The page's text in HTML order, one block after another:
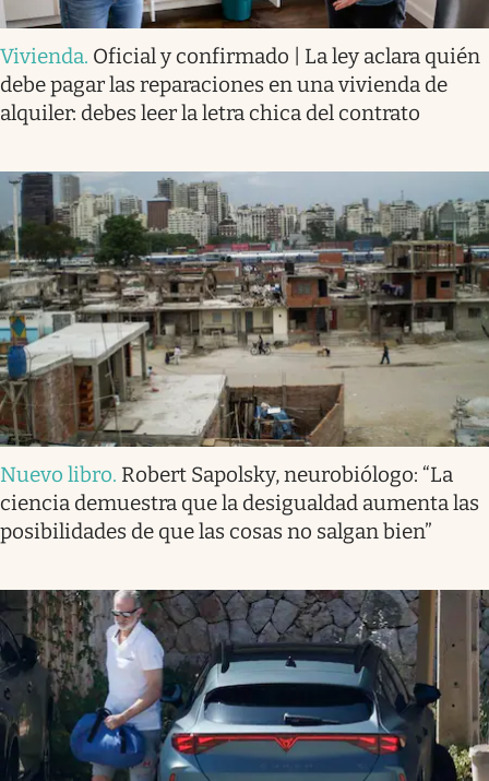
Vivienda. Oficial y confirmado | La ley aclara quién
debe pagar las reparaciones en una vivienda de
alquiler: debes leer la letra chica del contrato
Nuevo libro. Robert Sapolsky, neurobiólogo: “La
ciencia demuestra que la desigualdad aumenta las
posibilidades de que las cosas no salgan bien”